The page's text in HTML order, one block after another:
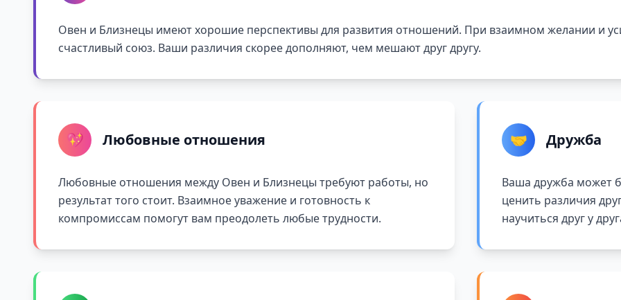
Овен и Близнецы имеют хорошие перспективы для развития отношений. При взаимном желании и
счастливый союз. Ваши различия скорее дополняют, чем мешают друг другу.
💖 Любовные отношения
Любовные отношения между Овен и Близнецы требуют работы, но
результат того стоит. Взаимное уважение и готовность к
компромиссам помогут вам преодолеть любые трудности.
🤝 Дружба
Ваша дружба может
ценить различия
научиться друг у